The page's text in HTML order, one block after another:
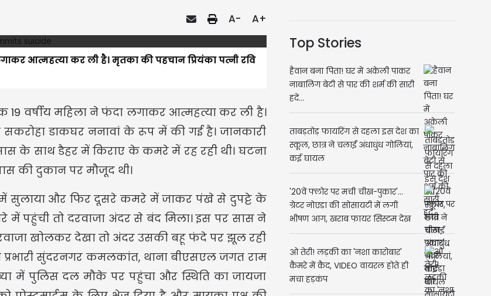
A- A+
आत्महत्या कर ली है। मृतका की पहचान प्रियंका पत्नी रवि
19 वर्षीय महिला ने फंदा लगाकर आत्महत्या कर ली है।
सकरोहा डाकघर ननावां के रूप में की गई है। जानकारी
के साथ डैहर में किराए के कमरे में रह रही थी। घटना
की दुकान पर मौजूद थी।
सुलाया और फिर दूसरे कमरे में जाकर पंखे से दुपट्टे के
पहुंची तो दरवाजा अंदर से बंद मिला। इस पर सास ने
खोलकर देखा तो अंदर उसकी बहू फंदे पर झूल रही
प्रभारी सुंदरनगर कमलकांत, थाना बीएसएल जगत राम
में पुलिस दल मौके पर पहुंचा और स्थिति का जायजा
Top Stories
हैवान बना पिता! घर में अकेली पाकर
नाबालिग बेटी से पार की शर्म की सारी
हदें...
ताबड़तोड़ फायरिंग से दहला इस देश का
स्कूल, छात्र ने चलाईं अंधाधुंध गोलियां,
कई घायल
'20वें फ्लोर पर मची चीख-पुकार'...
ग्रेटर नोएडा की सोसायटी में लगी
भीषण आग, खराब फायर सिस्टम देख
बिल्डर पर भड़के लोग
ओ तेरी! लड़की का 'नशा कारोबार'
कैमरे में कैद, VIDEO वायरल होते ही
मचा हड़कंप